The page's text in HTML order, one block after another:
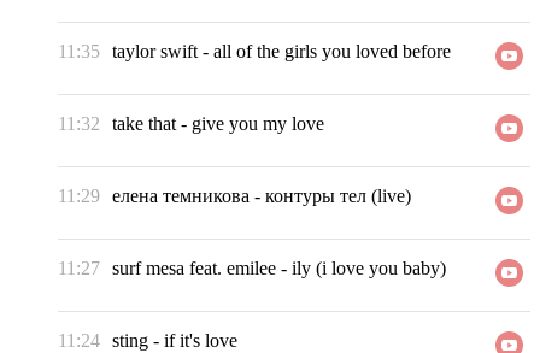
11:35 taylor swift - all of the girls you loved before
11:32 take that - give you my love
11:29 елена темникова - контуры тел (live)
11:27 surf mesa feat. emilee - ily (i love you baby)
11:24 sting - if it's love